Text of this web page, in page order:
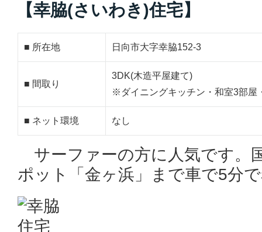
【幸脇(さいわき)住宅】
■ 所在地 日向市大字幸脇152-3
■ 間取り
3DK(木造平屋建て)
※ダイニングキッチン・和室3部屋
■ ネット環境 なし
サーファーの方に人気です。
ポット「金ヶ浜」まで車で5分